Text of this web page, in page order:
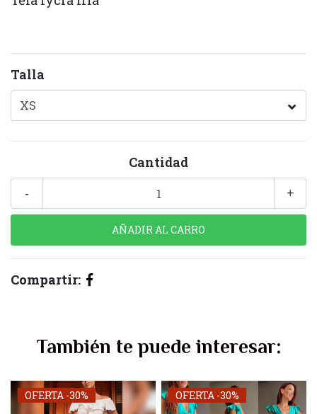
Talla
Cantidad
+
-
Compartir:
También te puede interesar:
OFERTA -30% OFERTA -30%